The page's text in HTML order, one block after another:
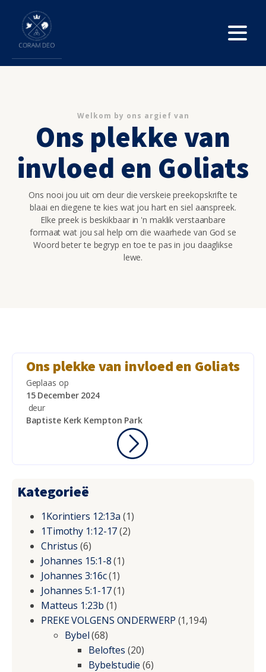
Welkom by ons argief van
Ons plekke van
invloed en Goliats
Ons nooi jou uit om deur die verskeie preekopskrifte te
blaai en diegene te kies wat jou hart en siel aanspreek.
Elke preek is beskikbaar in 'n maklik verstaanbare
formaat wat jou sal help om die waarhede van God se
Woord beter te begryp en toe te pas in jou daaglikse
lewe.
Ons plekke van invloed en Goliats
Geplaas op
15 December 2024
deur
Baptiste Kerk Kempton Park
Kategorieë
1Korintiers 12:13a (1)
1Timothy 1:12-17(2)
Christus (6)
Johannes 15:1-8(1)
Johannes 3:16c(1)
Johannes 5:1-17(1)
Matteus 1:23b (1)
PREKE VOLGENS ONDERWERP (1,194)
Bybel(68)
Beloftes (20)
Bybelstudie (6)